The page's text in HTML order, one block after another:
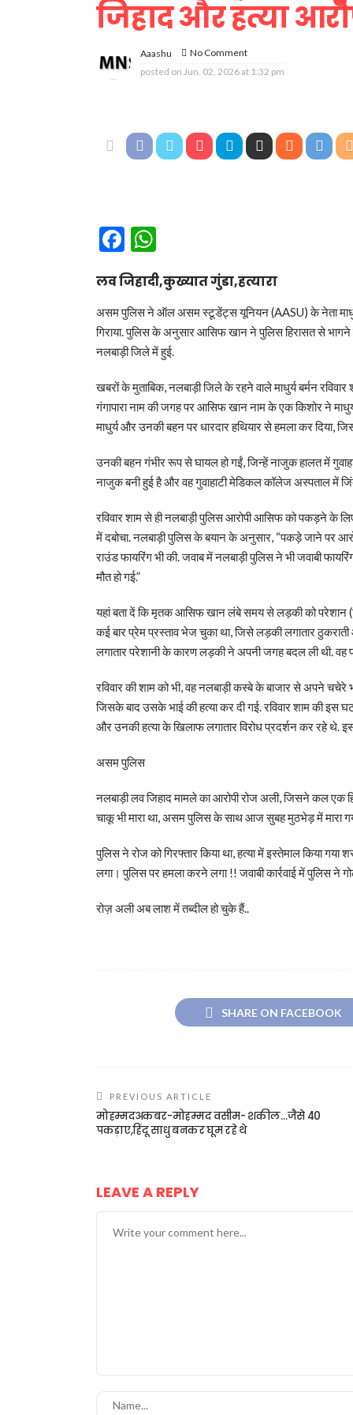
जिहाद और हत्या
Aaashu
No Comment
posted on Jun. 02, 2026 at 1:32 pm
Facebook
लव जिहादी,कुख्यात गुंडा,हत्यारा
असम पुलिस ने ऑल असम स्टूडेंट्स यूनियन (AASU) के नेता
गिराया. पुलिस के अनुसार आसिफ खान ने पुलिस हिरासत से भागने
नलबाड़ी जिले में हुई.
खबरों के मुताबिक, नलबाड़ी जिले के रहने वाले माधुर्य बर्मन
गंगापारा नाम की जगह पर आसिफ खान नाम के एक किशोर ने
माधुर्य और उनकी बहन पर धारदार हथियार से हमला कर दिया,
उनकी बहन गंभीर रूप से घायल हो गईं, जिन्हें नाजुक हालत में
नाजुक बनी हुई है और वह गुवाहाटी मेडिकल कॉलेज अस्पताल में
रविवार शाम से ही नलबाड़ी पुलिस आरोपी आसिफ को पकड़ने के
में दबोचा. नलबाड़ी पुलिस के बयान के अनुसार, “पकड़े जाने पर
राउंड फायरिंग भी की. जवाब में नलबाड़ी पुलिस ने भी जवाबी
मौत हो गई.”
यहां बता दें कि मृतक आसिफ खान लंबे समय से लड़की को परेशान
कई बार प्रेम प्रस्ताव भेज चुका था, जिसे लड़की लगातार ठुकराती
लगातार परेशानी के कारण लड़की ने अपनी जगह बदल ली थी. वह
रविवार की शाम को भी, वह नलबाड़ी कस्बे के बाजार से अपने
जिसके बाद उसके भाई की हत्या कर दी गई. रविवार शाम की इस
और उनकी हत्या के खिलाफ लगातार विरोध प्रदर्शन कर रहे थे.
असम पुलिस
नलबाड़ी लव जिहाद मामले का आरोपी रोज अली, जिसने कल एक
चाकू भी मारा था, असम पुलिस के साथ आज सुबह मुठभेड़ में मारा
पुलिस ने रोज को गिरफ्तार किया था, हत्या में इस्तेमाल किया
लगा। पुलिस पर हमला करने लगा !! जवाबी कार्रवाई में पुलिस ने
रोज़ अली अब लाश में तब्दील हो चुके हैं..
SHARE ON FACEBOOK
PREVIOUS ARTICLE
मोहम्मदअकबर-मोहम्मद वसीम- शकील…जैसे 40
पकड़ाए,हिंदू साधु बनकर घूम रहे थे
LEAVE A REPLY